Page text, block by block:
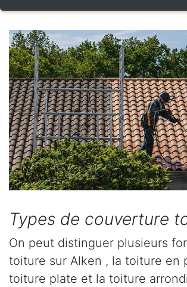
Types de couverture
On peut distinguer plusieurs
toiture sur Alken , la toiture en
toiture plate et la toiture